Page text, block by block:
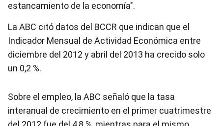
estancamiento de la economía".
La ABC citó datos del BCCR que indican que el
Indicador Mensual de Actividad Económica entre
diciembre del 2012 y abril del 2013 ha crecido solo
un 0,2 %.
Sobre el empleo, la ABC señaló que la tasa
interanual de crecimiento en el primer cuatrimestre